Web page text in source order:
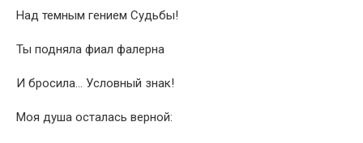
Над темным гением Судьбы!
Ты подняла фиал фалерна
И бросила… Условный знак!
Моя душа осталась верной: